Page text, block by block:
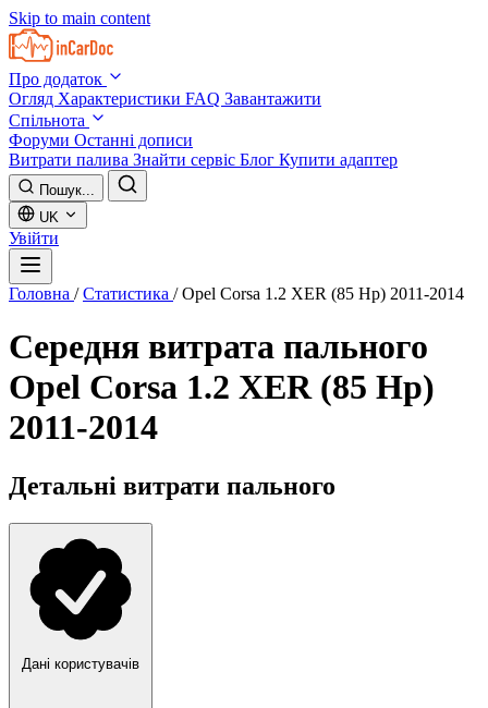
Skip to main content
Про додаток
Огляд Характеристики FAQ Завантажити
Спільнота
Форуми Останні дописи
Витрати палива Знайти сервіс Блог Купити адаптер
Пошук...
UK
Увійти
Головна / Статистика / Opel Corsa 1.2 XER (85 Hp) 2011-2014
Середня витрата пального
Opel Corsa 1.2 XER (85 Hp)
2011-2014
Детальні витрати пального
Дані користувачів